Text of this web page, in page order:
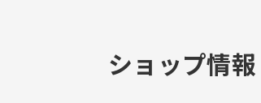
ショップ情報